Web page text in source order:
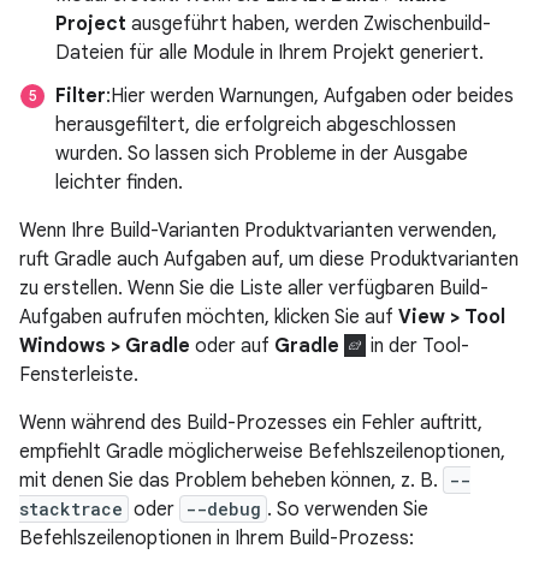
Project ausgeführt haben, werden Zwischenbuild-
Dateien für alle Module in Ihrem Projekt generiert.
Filter:Hier werden Warnungen, Aufgaben oder beides
herausgefiltert, die erfolgreich abgeschlossen
wurden. So lassen sich Probleme in der Ausgabe
leichter finden.
Wenn Ihre Build-Varianten Produktvarianten verwenden,
ruft Gradle auch Aufgaben auf, um diese Produktvarianten
zu erstellen. Wenn Sie die Liste aller verfügbaren Build-
Aufgaben aufrufen möchten, klicken Sie auf View > Tool
Windows > Gradle oder auf Gradle
in der Tool-
Fensterleiste.
Wenn während des Build-Prozesses ein Fehler auftritt,
empfiehlt Gradle möglicherweise Befehlszeilenoptionen,
mit denen Sie das Problem beheben können, z. B.
--
stacktrace oder --debug . So verwenden Sie
Befehlszeilenoptionen in Ihrem Build-Prozess: